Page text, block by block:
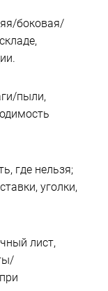
боковая/
пыли,
где нельзя;
уголки,
лист,